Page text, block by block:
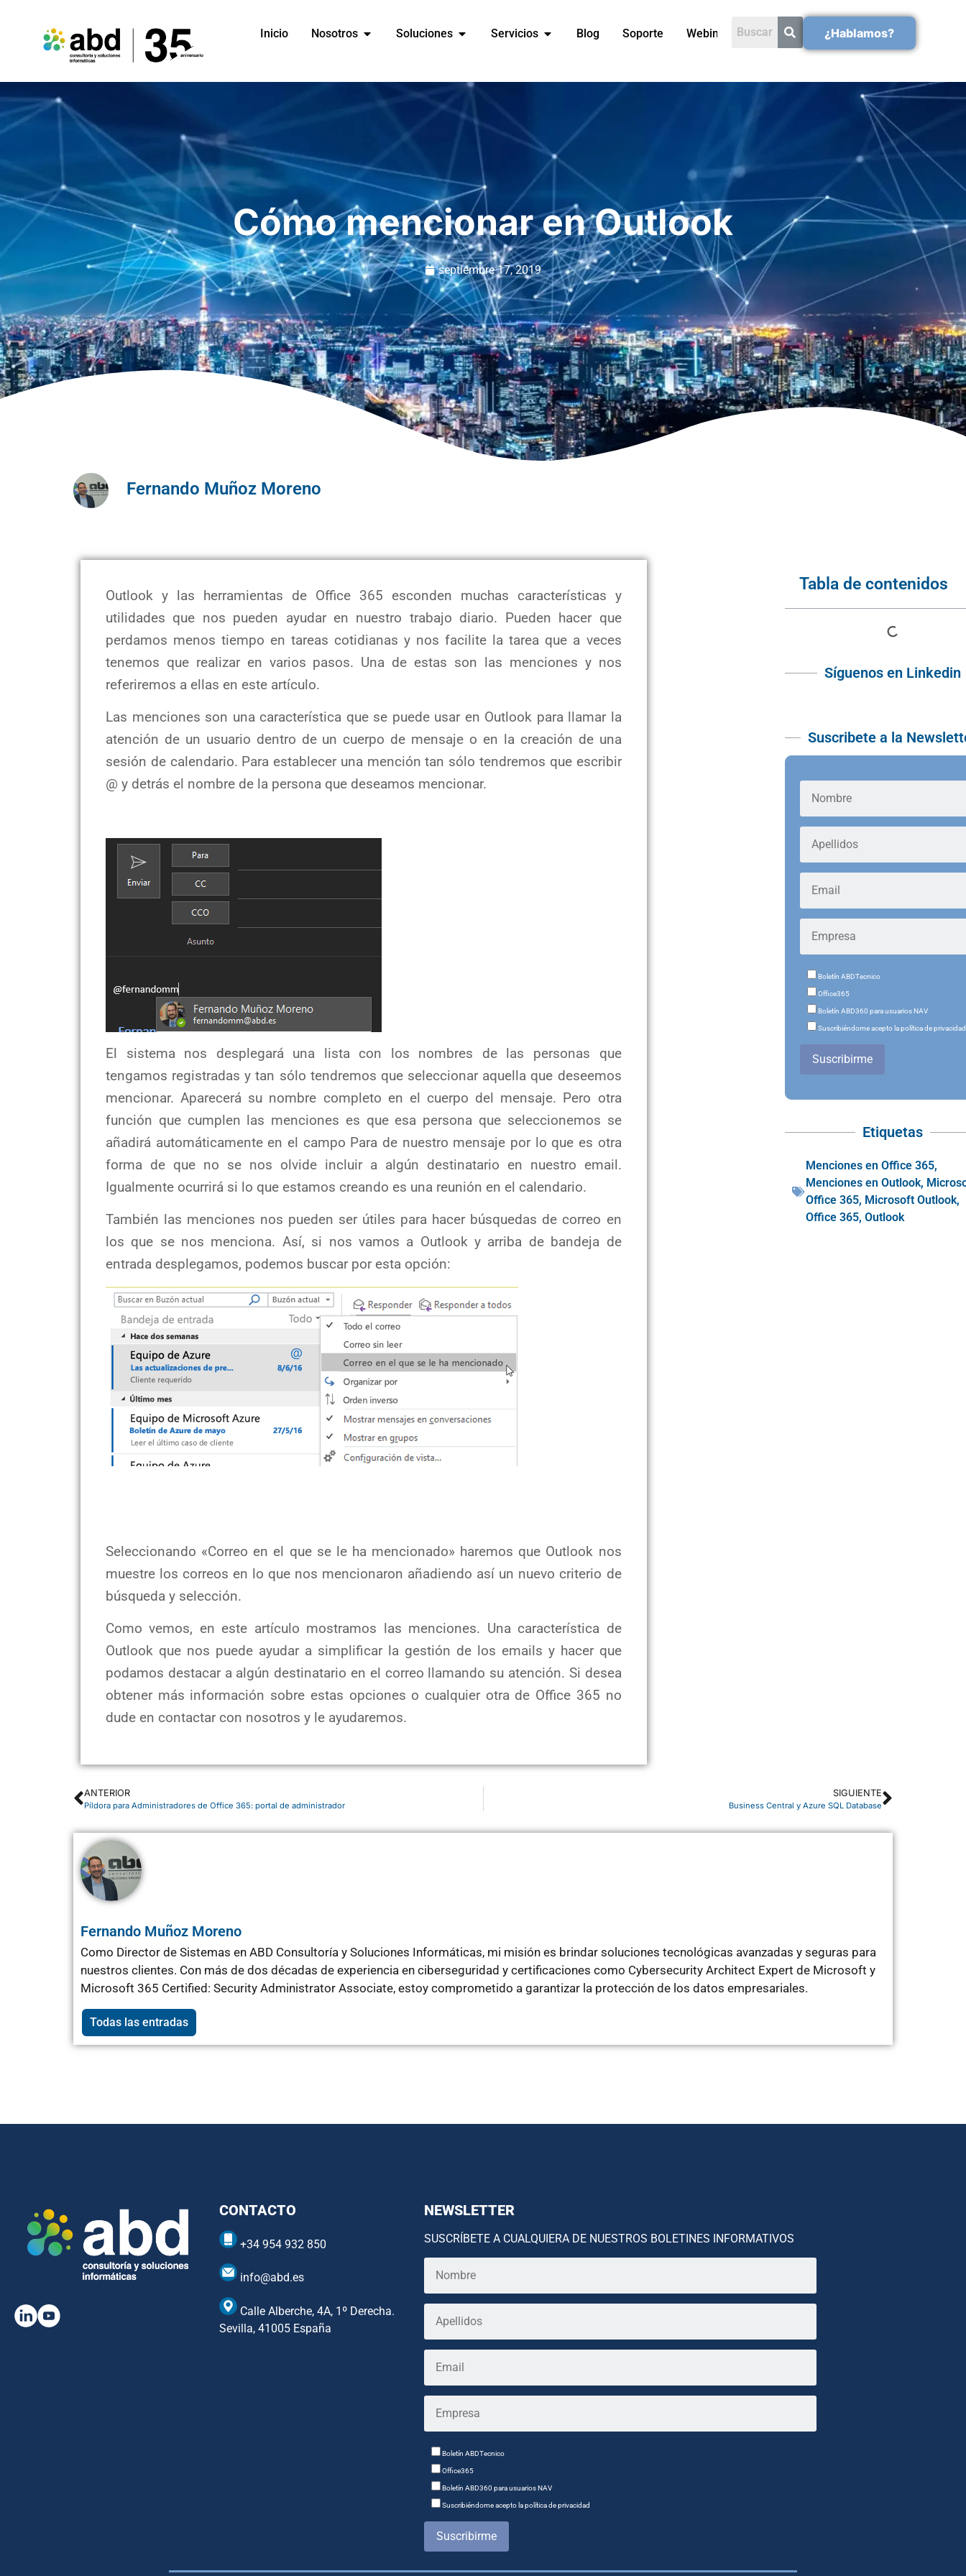
Inicio Nosotros Soluciones Servicios Blog Soporte Webinars ¿Hablamos?
Cómo mencionar en Outlook
septiembre 17, 2019
Fernando Muñoz Moreno
Outlook y las herramientas de Office 365 esconden muchas características y
utilidades que nos pueden ayudar en nuestro trabajo diario. Pueden hacer que
perdamos menos tiempo en tareas cotidianas y nos facilite la tarea que a veces
tenemos que realizar en varios pasos. Una de estas son las menciones y nos
referiremos a ellas en este artículo.
Las menciones son una característica que se puede usar en Outlook para llamar la
atención de un usuario dentro de un cuerpo de mensaje o en la creación de una
sesión de calendario. Para establecer una mención tan sólo tendremos que escribir
@ y detrás el nombre de la persona que deseamos mencionar.
El sistema nos desplegará una lista con los nombres de las personas que
tengamos registradas y tan sólo tendremos que seleccionar aquella que deseemos
mencionar. Aparecerá su nombre completo en el cuerpo del mensaje. Pero otra
función que cumplen las menciones es que esa persona que seleccionemos se
añadirá automáticamente en el campo Para de nuestro mensaje por lo que es otra
forma de que no se nos olvide incluir a algún destinatario en nuestro email.
Igualmente ocurrirá si lo que estamos creando es una reunión en el calendario.
También las menciones nos pueden ser útiles para hacer búsquedas de correo en
los que se nos menciona. Así, si nos vamos a Outlook y arriba de bandeja de
entrada desplegamos, podemos buscar por esta opción:
Seleccionando «Correo en el que se le ha mencionado» haremos que Outlook nos
muestre los correos en lo que nos mencionaron añadiendo así un nuevo criterio de
búsqueda y selección.
Como vemos, en este artículo mostramos las menciones. Una característica de
Outlook que nos puede ayudar a simplificar la gestión de los emails y hacer que
podamos destacar a algún destinatario en el correo llamando su atención. Si desea
obtener más información sobre estas opciones o cualquier otra de Office 365 no
dude en contactar con nosotros y le ayudaremos.
Tabla de contenidos
Síguenos en Linkedin
Suscribete a la
Boletín ABDTecnico
Office365
Boletín ABD360 para usuarios NAV
Suscribiéndome acepto la política de privacidad
Suscribirme
Etiquetas
Menciones en Office 365,
Menciones en Outlook,
Office 365, Microsoft Outlook,
Office 365,Outlook
ANTERIOR
Píldora para Administradores de Office 365: portal de administrador
SIGUIENTE
Business Central y Azure SQL Database
Fernando Muñoz Moreno
Como Director de Sistemas en ABD Consultoría y Soluciones Informáticas, mi misión es brindar soluciones tecnológicas avanzadas y seguras para
nuestros clientes. Con más de dos décadas de experiencia en ciberseguridad y certificaciones como Cybersecurity Architect Expert de Microsoft y
Microsoft 365 Certified: Security Administrator Associate, estoy comprometido a garantizar la protección de los datos empresariales.
Todas las entradas
CONTACTO
+34 954 932 850
info@abd.es
Calle Alberche, 4A, 1º Derecha.
Sevilla, 41005 España
NEWSLETTER
SUSCRÍBETE A CUALQUIERA DE NUESTROS BOLETINES INFORMATIVOS
Boletín ABDTecnico
Office365
Boletín ABD360 para usuarios NAV
Suscribiéndome acepto la política de privacidad
Suscribirme